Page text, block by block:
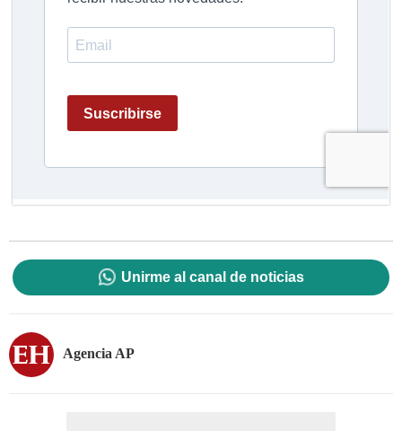
Unirme al canal de noticias
Agencia AP